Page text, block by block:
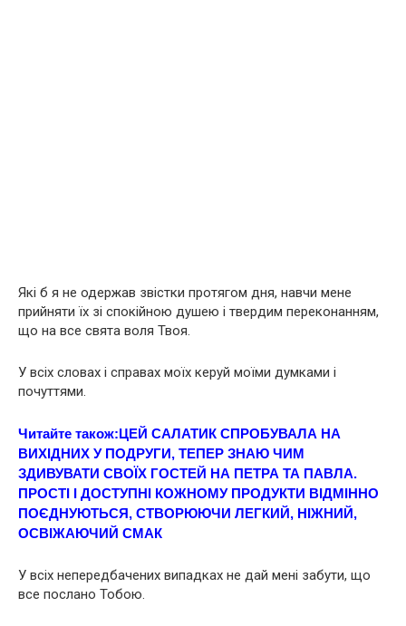
Які б я не одержав звістки протягом дня, навчи мене
прийняти їх зі спокійною душею і твердим переконанням,
що на все свята воля Твоя.
У всіх словах і справах моїх керуй моїми думками і
почуттями.
Читайте також:ЦEЙ САЛАТИК СПРОБУВАЛА НА
ВИХІДНИХ У ПОДРУГИ, ТЕПЕР ЗНАЮ ЧИМ
ЗДИВУВАТИ СВОЇХ ГОСТЕЙ НА ПЕТРА ТА ПАВЛА.
ПРОСТІ І ДОСТУПНІ КОЖНОМУ ПРОДУКТИ ВІДМІННО
ПОЄДНУЮТЬСЯ, СТВОРЮЮЧИ ЛЕГКИЙ, НІЖНИЙ,
ОСВІЖАЮЧИЙ СМАК
У всіх непередбачених випадках не дай мені забути, що
все послано Тобою.